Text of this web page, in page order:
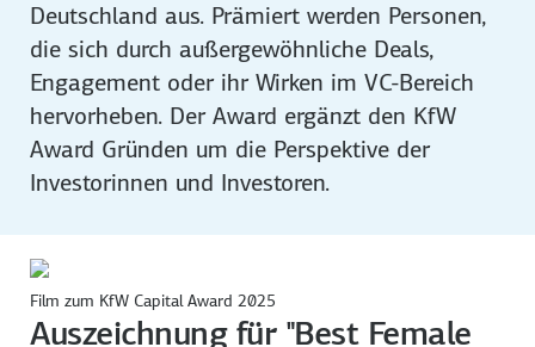
Deutschland aus. Prämiert werden Personen,
die sich durch außergewöhnliche Deals,
Engagement oder ihr Wirken im VC-Bereich
hervorheben. Der Award ergänzt den KfW
Award Gründen um die Perspektive der
Investorinnen und Investoren.
Film zum KfW Capital Award 2025
Auszeichnung für "Best Female